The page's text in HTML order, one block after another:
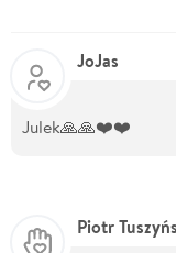
JoJas
Julek🙏🙏❤️❤️
Piotr